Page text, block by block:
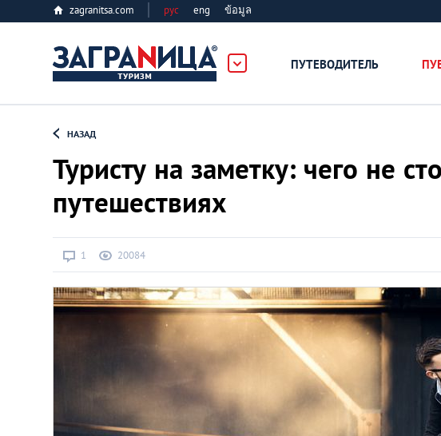
zagranitsa.com рус eng ข้อมูล
ПУТЕВОДИТЕЛЬ
Алматы
Афины
Киев
Лондон
НАЗАД
Туристу на заметку: чего не
путешествиях
1 20084